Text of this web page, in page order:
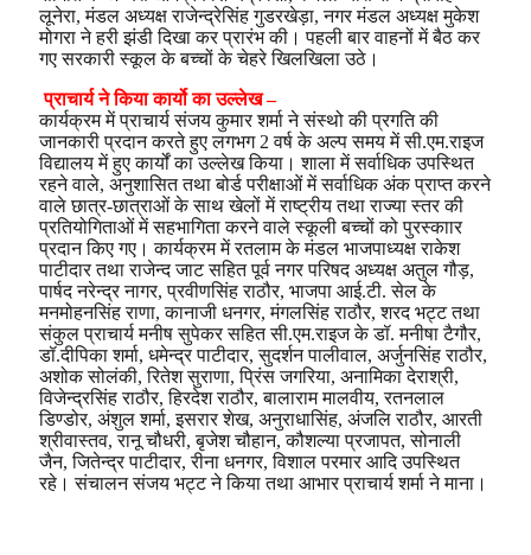
लूनेरा, मंडल अध्यक्ष राजेन्द्रेसिंह गुडरखेड़ा, नगर मंडल अध्यक्ष मुकेश
मोगरा ने हरी झंडी दिखा कर प्रारंभ की। पहली बार वाहनों में बैठ कर
गए सरकारी स्कूल के बच्चों के चेहरे खिलखिला उठे।
प्राचार्य ने किया कार्यो का उल्लेख –
कार्यक्रम में प्राचार्य संजय कुमार शर्मा ने संस्थो की प्रगति की
जानकारी प्रदान करते हुए लगभग 2 वर्ष के अल्प समय में सी.एम.राइज
विद्यालय में हुए कार्यों का उल्लेख किया। शाला में सर्वाधिक उपस्थित
रहने वाले, अनुशासित तथा बोर्ड परीक्षाओं में सर्वाधिक अंक प्राप्त करने
वाले छात्र-छात्राओं के साथ खेलों में राष्ट्रीय तथा राज्या स्तर की
प्रतियोगिताओं में सहभागिता करने वाले स्कूली बच्चों को पुरस्काार
प्रदान किए गए। कार्यक्रम में रतलाम के मंडल भाजपाध्यक्ष राकेश
पाटीदार तथा राजेन्द जाट सहित पूर्व नगर परिषद अध्यक्ष अतुल गौड़,
पार्षद नरेन्द्र नागर, प्रवीणसिंह राठौर, भाजपा आई.टी. सेल के
मनमोहनसिंह राणा, कानाजी धनगर, मंगलसिंह राठौर, शरद भट्ट तथा
संकुल प्राचार्य मनीष सुपेकर सहित सी.एम.राइज के डॉ. मनीषा टैगौर,
डॉ.दीपिका शर्मा, धमेन्द्र पाटीदार, सुदर्शन पालीवाल, अर्जुनसिंह राठौर,
अशोक सोलंकी, रितेश सुराणा, प्रिंस जगरिया, अनामिका देराश्री,
विजेन्द्रसिंह राठौर, हिरदेश राठौर, बालाराम मालवीय, रतनलाल
डिण्डोर, अंशुल शर्मा, इसरार शेख, अनुराधासिंह, अंजलि राठौर, आरती
श्रीवास्तव, रानू चौधरी, बृजेश चौहान, कौशल्या प्रजापत, सोनाली
जैन, जितेन्द्र पाटीदार, रीना धनगर, विशाल परमार आदि उपस्थित
रहे। संचालन संजय भट्ट ने किया तथा आभार प्राचार्य शर्मा ने माना।